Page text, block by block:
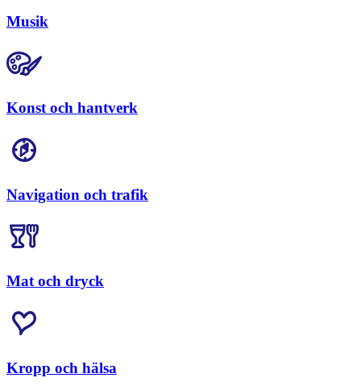
Musik
Konst och hantverk
Navigation och trafik
Mat och dryck
Kropp och hälsa